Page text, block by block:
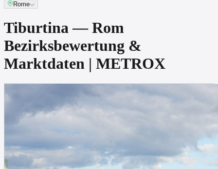
Rome
Tiburtina — Rom
Bezirksbewertung &
Marktdaten | METROX